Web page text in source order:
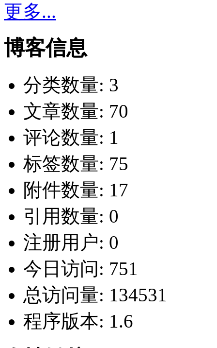
更多...
博客信息
分类数量: 3
文章数量: 70
评论数量: 1
标签数量: 75
附件数量: 17
引用数量: 0
注册用户: 0
今日访问: 751
总访问量: 134531
程序版本: 1.6